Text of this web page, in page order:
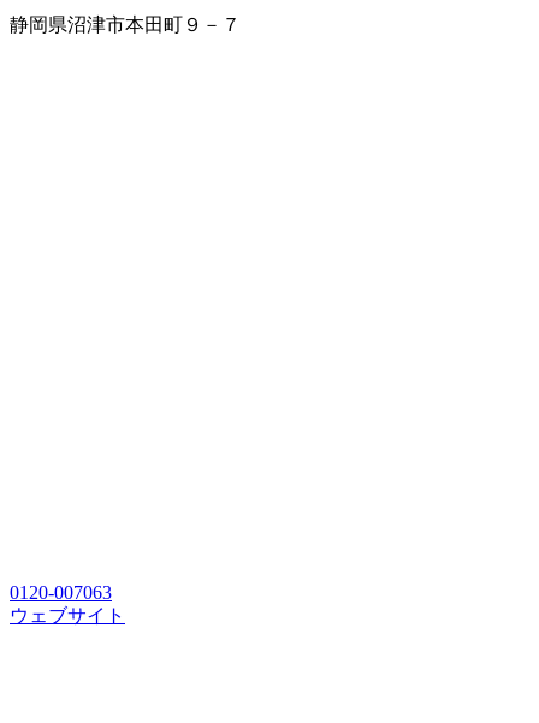
静岡県沼津市本田町９－７
0120-007063
ウェブサイト